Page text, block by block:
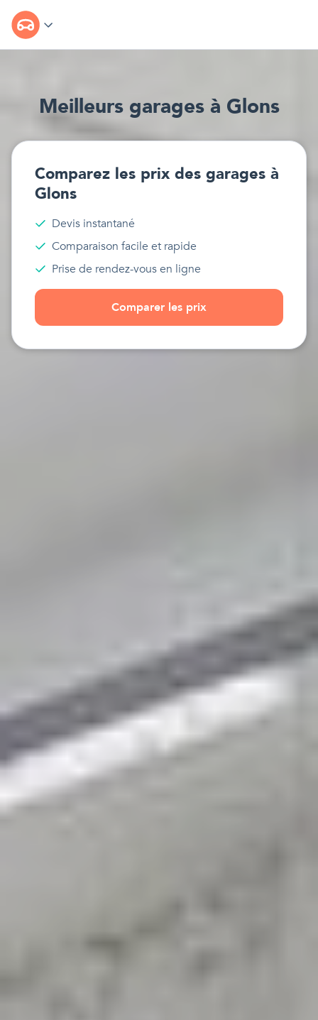
Meilleurs garagesà Glons
Comparez les prix des garages à
Glons
Devis instantané
Comparaison facile et rapide
Prise de rendez-vous en ligne
Comparer les prix